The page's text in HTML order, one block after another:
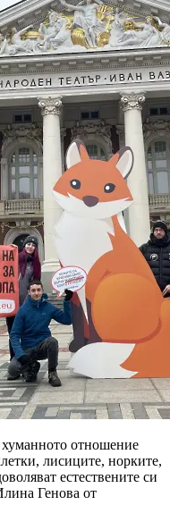
отношение
лисиците, норките,
естествените си
Генова от